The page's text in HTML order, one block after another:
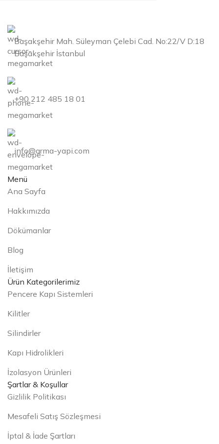
Başakşehir Mah. Süleyman Çelebi Cad. No:22/V D:18
Başakşehir İstanbul
+90 212 485 18 01
info@arma-yapi.com
Menü
Ana Sayfa
Hakkımızda
Dökümanlar
Blog
İletişim
Ürün Kategorilerimiz
Pencere Kapı Sistemleri
Kilitler
Silindirler
Kapı Hidrolikleri
İzolasyon Ürünleri
Şartlar & Koşullar
Gizlilik Politikası
Mesafeli Satış Sözleşmesi
İptal & İade Şartları